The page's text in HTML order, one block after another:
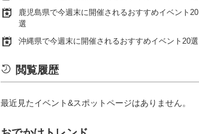
鹿児島県で今週末に開催されるおすすめイベント20
選
沖縄県で今週末に開催されるおすすめイベント20選
閲覧履歴
最近見たイベント&スポットページはありません。